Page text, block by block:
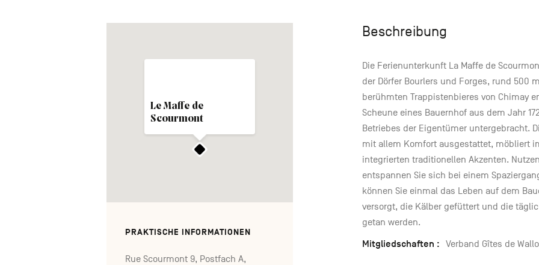
Le Maffe de
Scourmont
PRAKTISCHE INFORMATIONEN
Rue Scourmont 9, Postfach A,
Beschreibung
Die Ferienunterkunft La Maffe de
der Dörfer Bourlers und Forges, rund 500
berühmten Trappistenbieres von Chimay
Scheune eines Bauernhof aus dem Jahr
Betriebes der Eigentümer untergebracht.
mit allem Komfort ausgestattet, möbliert
integrierten traditionellen Akzenten.
entspannen Sie sich bei einem
können Sie einmal das Leben auf dem
versorgt, die Kälber gefüttert und die
getan werden.
Mitgliedschaften : Verband Gîtes de